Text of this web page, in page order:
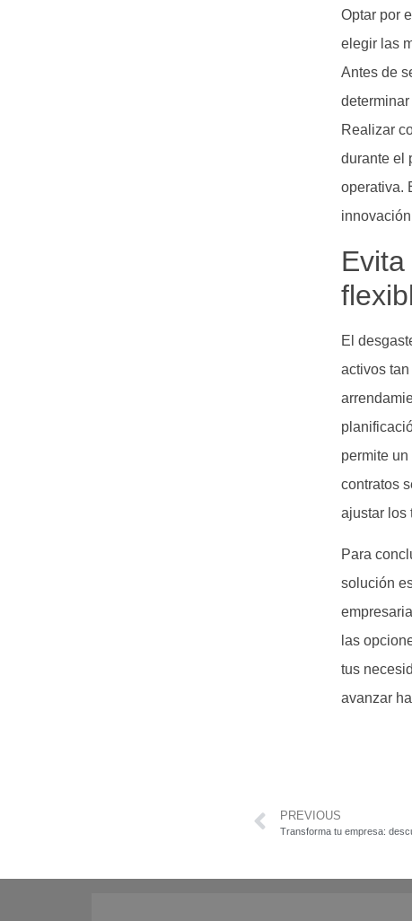
Optar por
elegir las
Antes de
Realizar
durante el
operativa.
El
activos
permite
contratos
ajustar los
Para
solución
las
tus
avanzar
PREVIOUS